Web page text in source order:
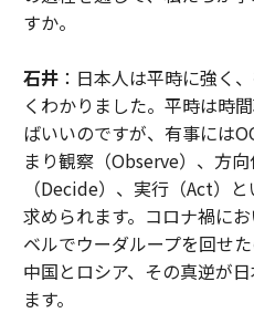
すか。
石井：日本人は平時に強く
くわかりました。平時は時
ばいいのですが、有事には
まり観察（Observe）、方
（Decide）、実行（Act）
求められます。コロナ禍に
ベルでウーダループを回せ
中国とロシア、その真逆が
ます。